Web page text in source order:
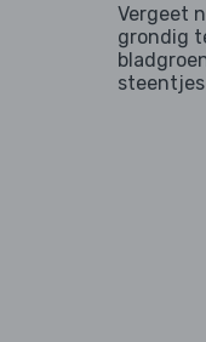
Vergeet
grondig